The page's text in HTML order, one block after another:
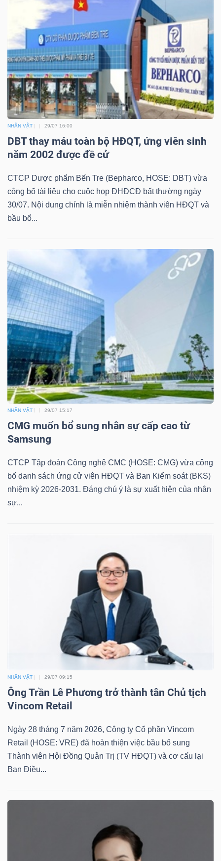
NHÂN VẬT 29/07 16:00
DBT thay máu toàn bộ HĐQT, ứng viên sinh
năm 2002 được đề cử
CTCP Dược phẩm Bến Tre (Bepharco, HOSE: DBT) vừa
công bố tài liệu cho cuộc họp ĐHĐCĐ bất thường ngày
30/07. Nội dung chính là miễn nhiệm thành viên HĐQT và
bầu bổ...
NHÂN VẬT 29/07 15:17
CMG muốn bổ sung nhân sự cấp cao từ
Samsung
CTCP Tập đoàn Công nghệ CMC (HOSE: CMG) vừa công
bố danh sách ứng cử viên HĐQT và Ban Kiểm soát (BKS)
nhiệm kỳ 2026-2031. Đáng chú ý là sự xuất hiện của nhân
sự...
NHÂN VẬT 29/07 09:15
Ông Trần Lê Phương trở thành tân Chủ tịch
Vincom Retail
Ngày 28 tháng 7 năm 2026, Công ty Cổ phần Vincom
Retail (HOSE: VRE) đã hoàn thiện việc bầu bổ sung
Thành viên Hội Đồng Quản Trị (TV HĐQT) và cơ cấu lại
Ban Điều...